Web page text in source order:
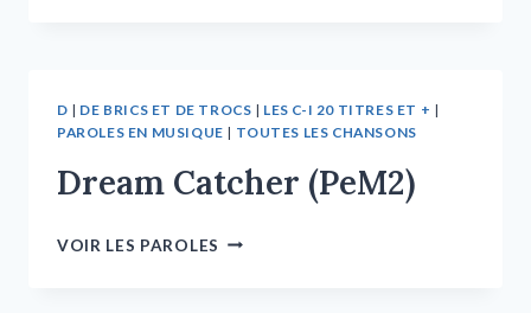
D | DE BRICS ET DE TROCS | LES C-I 20 TITRES ET + |
PAROLES EN MUSIQUE | TOUTES LES CHANSONS
Dream Catcher (PeM2)
VOIR LES PAROLES